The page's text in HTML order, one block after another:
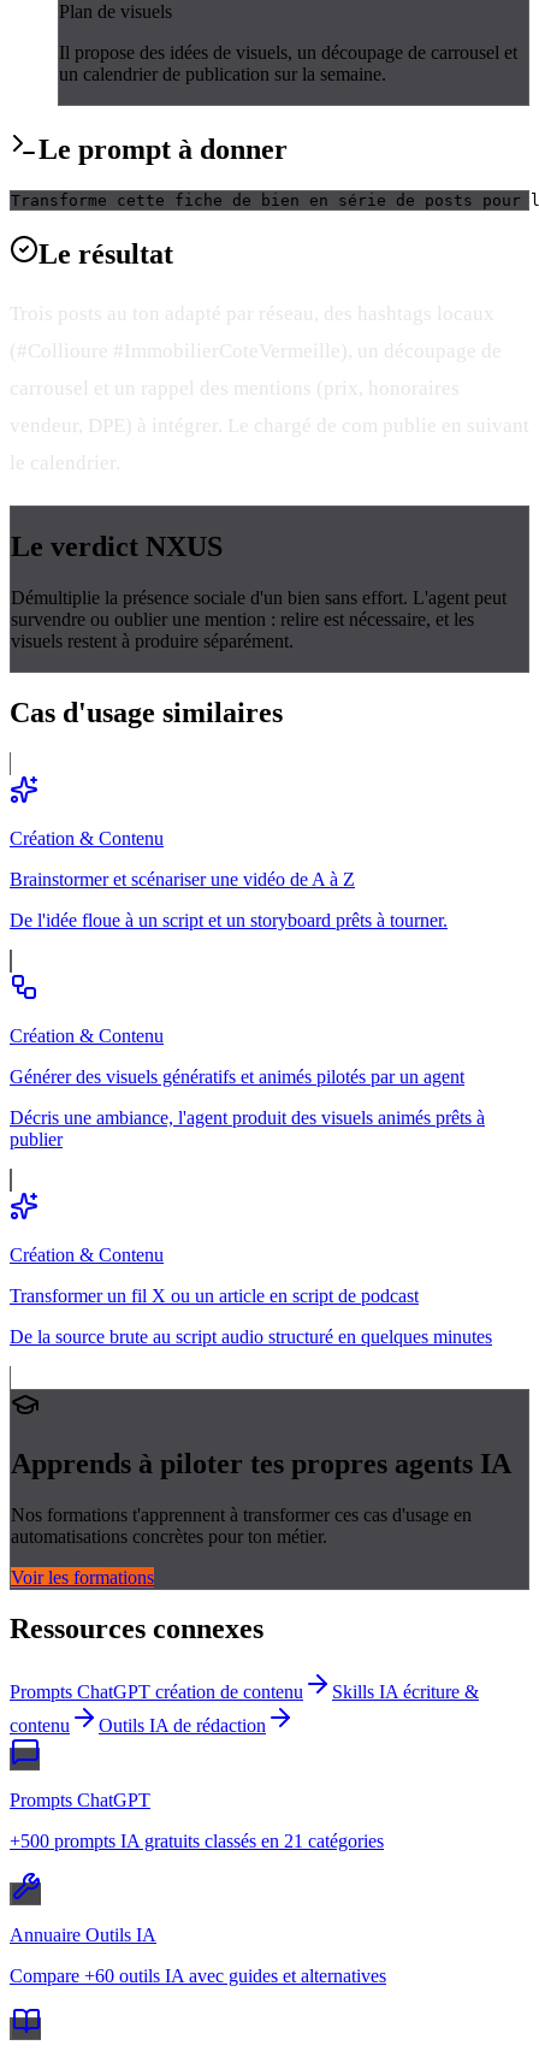
Plan de visuels
Il propose des idées de visuels, un découpage de carrousel et
un calendrier de publication sur la semaine.
Le prompt à donner
Transforme cette fiche de bien en série de posts pour
Le résultat
Trois posts au ton adapté par réseau, des hashtags locaux
(#Collioure #ImmobilierCotеVermeille), un découpage de
carrousel et un rappel des mentions (prix, honoraires
vendeur, DPE) à intégrer. Le chargé de com publie en suivant
le calendrier.
Le verdict NXUS
Démultiplie la présence sociale d'un bien sans effort. L'agent peut
survendre ou oublier une mention : relire est nécessaire, et les
visuels restent à produire séparément.
Cas d'usage similaires
Création & Contenu
Brainstormer et scénariser une vidéo de A à Z
De l'idée floue à un script et un storyboard prêts à tourner.
Création & Contenu
Générer des visuels génératifs et animés pilotés par un agent
Décris une ambiance, l'agent produit des visuels animés prêts à
publier
Création & Contenu
Transformer un fil X ou un article en script de podcast
De la source brute au script audio structuré en quelques minutes
Apprends à piloter tes propres agents IA
Nos formations t'apprennent à transformer ces cas d'usage en
automatisations concrètes pour ton métier.
Voir les formations
Ressources connexes
Prompts ChatGPT création de contenu
Skills IA écriture &
contenu
Outils IA de rédaction
Prompts ChatGPT
+500 prompts IA gratuits classés en 21 catégories
Annuaire Outils IA
Compare +60 outils IA avec guides et alternatives